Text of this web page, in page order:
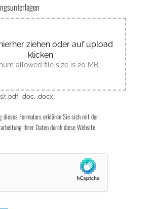
ziehen oder auf upload
klicken
allowed file size is 20 MB.
.pdf, .doc, .docx
dieses Formulars erklären Sie sich mit der
Ihrer Daten durch diese Website